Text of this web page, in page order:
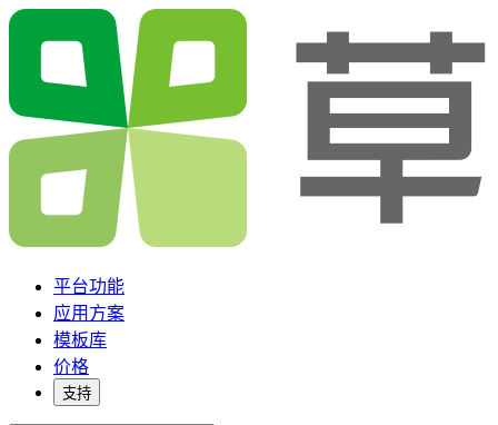
平台功能
应用方案
模板库
价格
支持